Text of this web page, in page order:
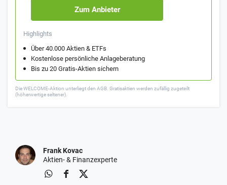
Zum Anbieter
Highlights
Über 40.000 Aktien & ETFs
Kostenlose persönliche Anlageberatung
Bis zu 20 Gratis-Aktien sichern
Die WELCOME-Aktion unterliegt den AGB. Gratisaktien werden zufällig zugeteilt
(höherwertige seltener).
Frank Kovac
Aktien- & Finanzexperte